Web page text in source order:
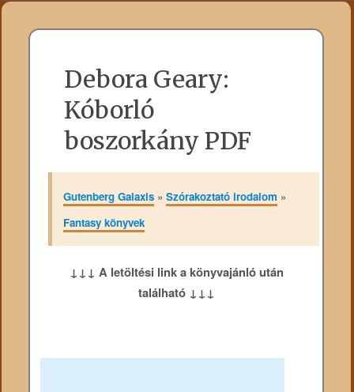
Debora Geary:
Kóborló ​
boszorkány PDF
Gutenberg Galaxis» Szórakoztató irodalom »
Fantasy könyvek
↓↓↓ A letöltési link a könyvajánló után
található ↓↓↓